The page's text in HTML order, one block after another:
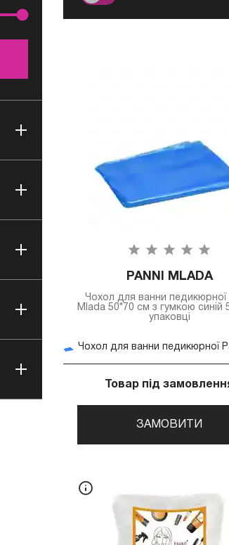
PANNI MLADA
Чохол для ванни педикюрної
Mlada 50*70 см з гумкою синій
упаковці
Товар під
ЗАМОВИТИ